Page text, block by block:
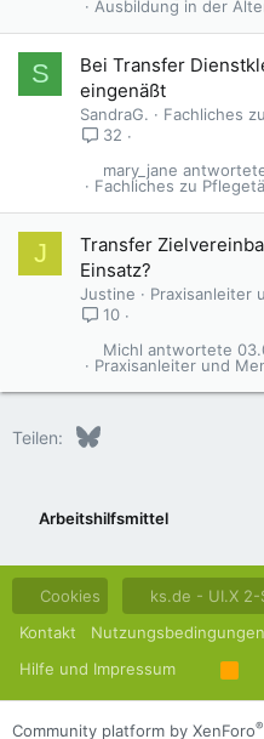
Ausbildung in der
S
Bei Transfer
eingenäßt
SandraG.
Fachliches
32
Fachliches zu
mary_jane
J
Transfer
Einsatz?
Justine
Praxisanleiter
10
Praxisanleiter und
Michl
Teilen: Bluesky
Arbeitshilfsmittel
Cookies ks.de - UI.X 2-
Kontakt
Nutzungsbedingungen
Hilfe und Impressum
R
S
S
Community platform by XenForo®